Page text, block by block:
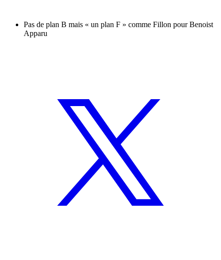
Pas de plan B mais « un plan F » comme Fillon pour Benoist
Apparu